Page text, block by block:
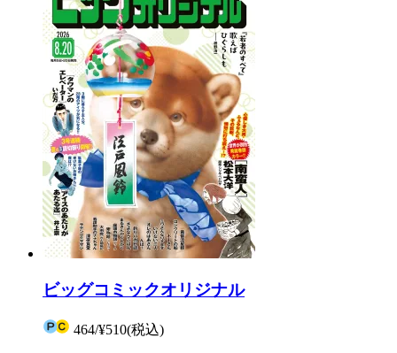
ビッグコミックオリジナル
464/¥510(税込)